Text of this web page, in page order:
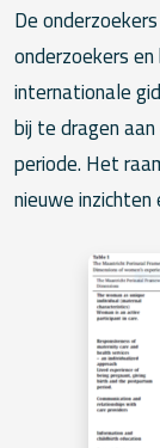
De
onderzoekers
internationale
bij te dragen
periode. Het
nieuwe